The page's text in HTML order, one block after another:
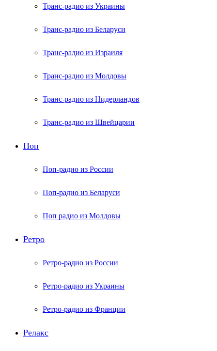
Транс-радио из Украины
Транс-радио из Беларуси
Транс-радио из Израиля
Транс-радио из Молдовы
Транс-радио из Нидерландов
Транс-радио из Швейцарии
Поп
Поп-радио из России
Поп-радио из Беларуси
Поп радио из Молдовы
Ретро
Ретро-радио из России
Ретро-радио из Украины
Ретро-радио из Франции
Релакс